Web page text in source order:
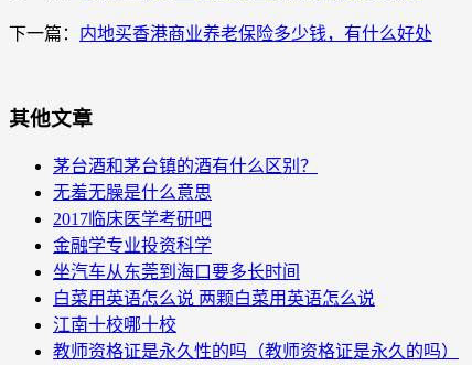
下一篇： 内地买香港商业养老保险多少钱，有什么好处
其他文章
茅台酒和茅台镇的酒有什么区别？
无羞无臊是什么意思
2017临床医学考研吧
金融学专业投资科学
坐汽车从东莞到海口要多长时间
白菜用英语怎么说 两颗白菜用英语怎么说
江南十校哪十校
教师资格证是永久性的吗（教师资格证是永久的吗）